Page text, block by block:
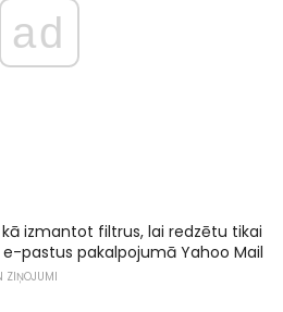
ad
kā izmantot filtrus, lai redzētu tikai
e-pastus pakalpojumā Yahoo Mail
ZIŅOJUMI